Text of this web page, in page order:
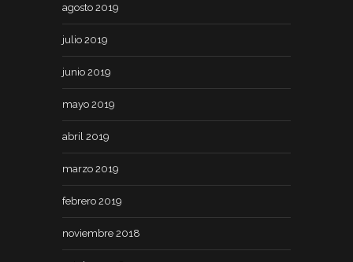
agosto 2019
julio 2019
junio 2019
mayo 2019
abril 2019
marzo 2019
febrero 2019
noviembre 2018